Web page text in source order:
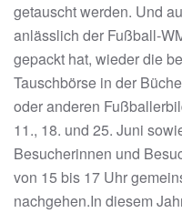
getauscht werden. Und
anlässlich der Fußball-
gepackt hat, wieder die
Tauschbörse in der
oder anderen
11., 18. und 25. Juni
Besucherinnen und
von 15 bis 17 Uhr
nachgehen.In diesem